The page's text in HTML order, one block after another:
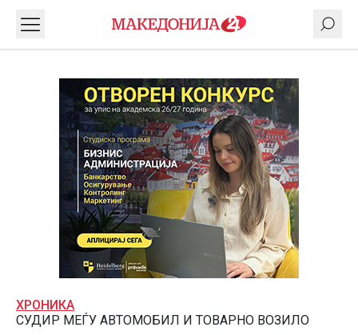
ХРОНИКА
СУДИР МЕЃУ АВТОМОБИЛ И ТОВАРНО ВОЗИЛО